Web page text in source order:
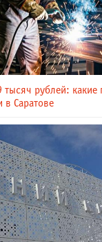
тысяч рублей: какие
Саратове